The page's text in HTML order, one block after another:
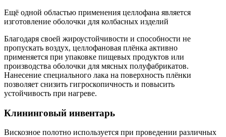
Ещё одной областью применения целлофана является
изготовление оболочки для колбасных изделий
Благодаря своей жироустойчивости и способности не
пропускать воздух, целлофановая плёнка активно
применяется при упаковке пищевых продуктов или
производства оболочки для мясных полуфабрикатов.
Нанесение специального лака на поверхность плёнки
позволяет снизить гигроскопичность и повысить
устойчивость при нагреве.
Клининговый инвентарь
Вискозное полотно используется при проведении различных